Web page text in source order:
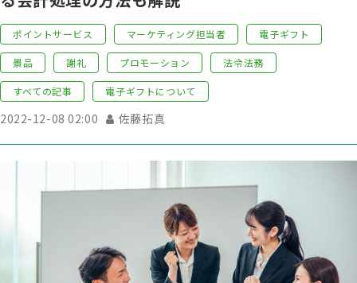
ポイントサービス マーケティング担当者 電子ギフト
景品 謝礼 プロモーション 法令法務
すべての記事 電子ギフトについて
2022-12-08 02:00 佐藤拓真